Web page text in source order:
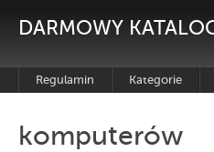
DARMOWY
Regulamin Kategorie
komputerów